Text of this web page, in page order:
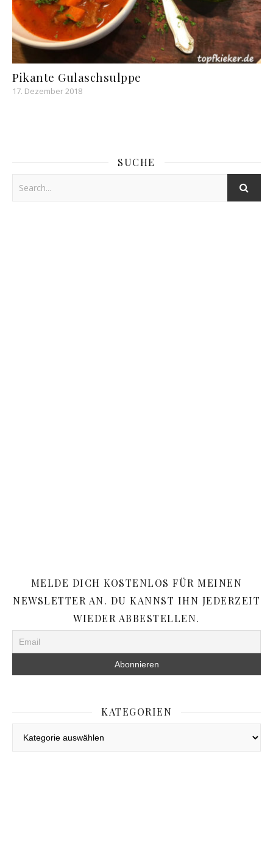
Pikante Gulaschsulppe
17. Dezember 2018
SUCHE
MELDE DICH KOSTENLOS FÜR MEINEN
NEWSLETTER AN. DU KANNST IHN JEDERZEIT
WIEDER ABBESTELLEN.
KATEGORIEN